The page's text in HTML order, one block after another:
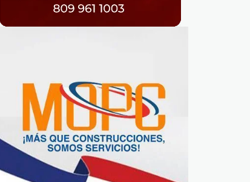
de INTEC manifiesta
sobre el
de las Pruebas
2 AÑOS AGO
CAPACITATION
Estudiantes podrán
a la escuela sin
hasta que reciban kit
escolar
REDACCIÓN